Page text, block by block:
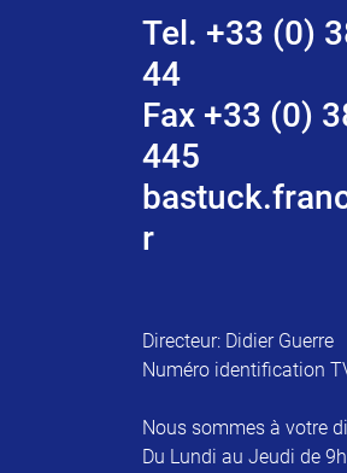
Tel. +33 (0)
44
Fax +33 (0)
445
r
Directeur: Didier Guerre
Numéro identification
Nous sommes à votre
Du Lundi au Jeudi de